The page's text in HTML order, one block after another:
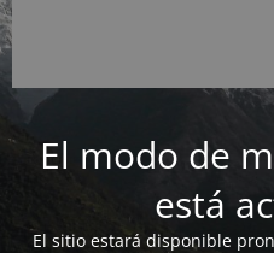
El modo de
está
El sitio estará disponible